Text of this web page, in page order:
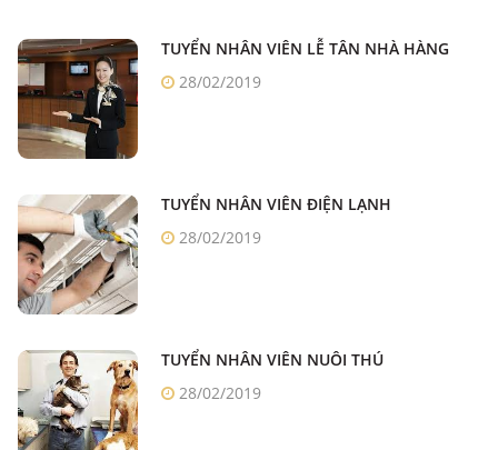
TUYỂN NHÂN VIÊN LỄ TÂN NHÀ HÀNG
28/02/2019
TUYỂN NHÂN VIÊN ĐIỆN LẠNH
28/02/2019
TUYỂN NHÂN VIÊN NUÔI THÚ
28/02/2019